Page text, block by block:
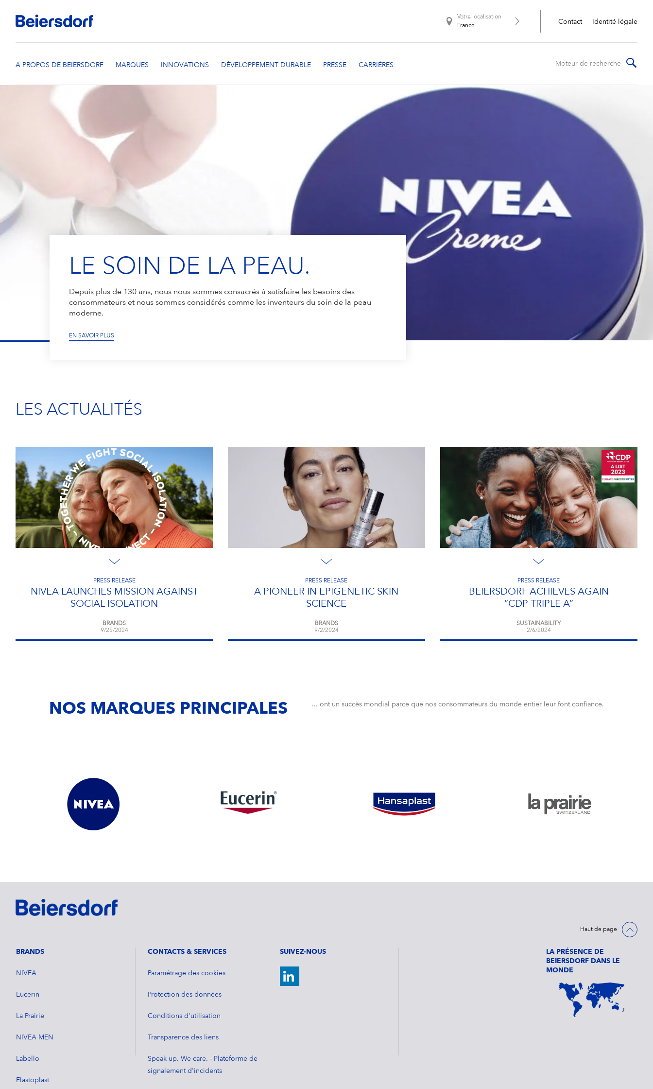
Votre localisation
France
Contact Identité légale
LE SOIN DE LA PEAU.
Depuis plus de 130 ans, nous nous sommes consacrés à satisfaire les besoins des
consommateurs et nous sommes considérés comme les inventeurs du soin de la peau
moderne.
EN SAVOIR PLUS
LES ACTUALITÉS
PRESS RELEASE
NIVEA LAUNCHES MISSION AGAINST
SOCIAL ISOLATION
BRANDS
9/25/2024
PRESS RELEASE
A PIONEER IN EPIGENETIC SKIN
SCIENCE
BRANDS
9/2/2024
PRESS RELEASE
BEIERSDORF ACHIEVES AGAIN
“CDP TRIPLE A”
SUSTAINABILITY
2/6/2024
NOS MARQUES PRINCIPALES ... ont un succès mondial parce que nos consommateurs du monde entier leur font confiance.
Haut de page
BRANDS
NIVEA
Eucerin
La Prairie
NIVEA MEN
Labello
Elastoplast
CONTACTS & SERVICES
Paramétrage des cookies
Protection des données
Conditions d'utilisation
Transparence des liens
Speak up. We care. - Plateforme de
signalement d'incidents
SUIVEZ-NOUS
LA PRÉSENCE DE
BEIERSDORF DANS LE
MONDE